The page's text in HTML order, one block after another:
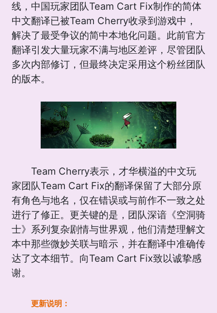
线，中国玩家团队Team Cart Fix制作的简体
中文翻译已被Team Cherry收录到游戏中，
解决了最受争议的简中本地化问题。此前官方
翻译引发大量玩家不满与地区差评，尽管团队
多次内部修订，但最终决定采用这个粉丝团队
的版本。
Team Cherry表示，才华横溢的中文玩
家团队Team Cart Fix的翻译保留了大部分原
有角色与地名，仅在错误或与前作不一致之处
进行了修正。更关键的是，团队深谙《空洞骑
士》系列复杂剧情与世界观，他们清楚理解文
本中那些微妙关联与暗示，并在翻译中准确传
达了文本细节。向Team Cart Fix致以诚挚感
谢。
更新说明：